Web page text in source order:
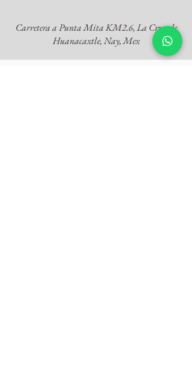
Carretera a Punta Mita KM2.6, La Cruz de
Huanacaxtle, Nay, Mex